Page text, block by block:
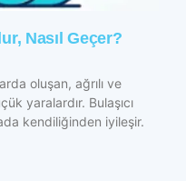
Nasıl Geçer?
oluşan, ağrılı ve
yaralardır. Bulaşıcı
kendiliğinden iyileşir.